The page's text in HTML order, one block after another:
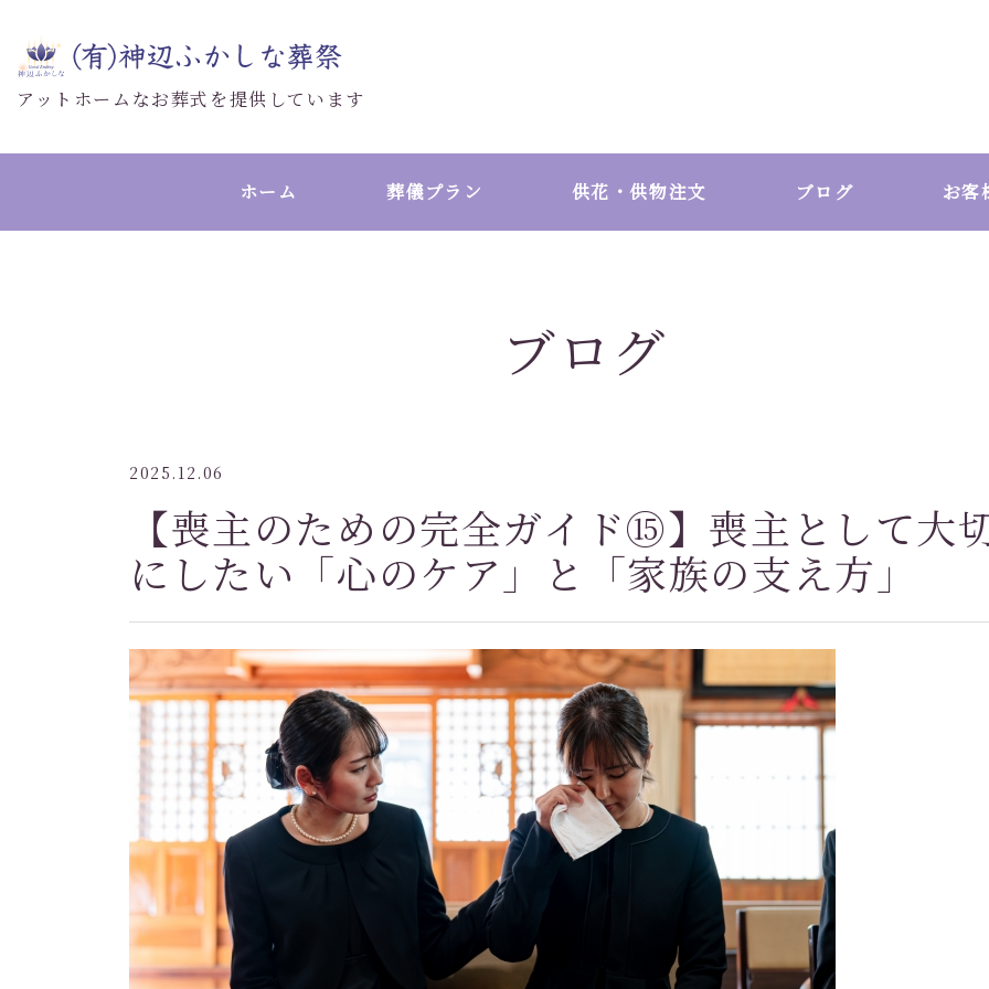
アットホームなお葬式を提供しています
ホーム 葬儀プラン 供花・供物注文 ブログ お客
ブログ
2025.12.06
【喪主のための完全ガイド⑮】喪主として大
にしたい「心のケア」と「家族の支え方」